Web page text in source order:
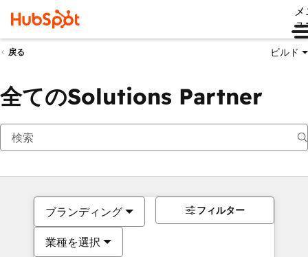
ュ
戻る ビルド
全てのSolutions Partner
ブランディング
業種を選択
フィルター